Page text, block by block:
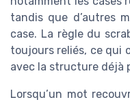
tandis que d’autres
case. La règle du
toujours reliés, ce qui
avec la structure déjà
Lorsqu’un mot